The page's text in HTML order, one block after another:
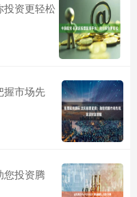
投资更轻松
握市场先
您投资腾